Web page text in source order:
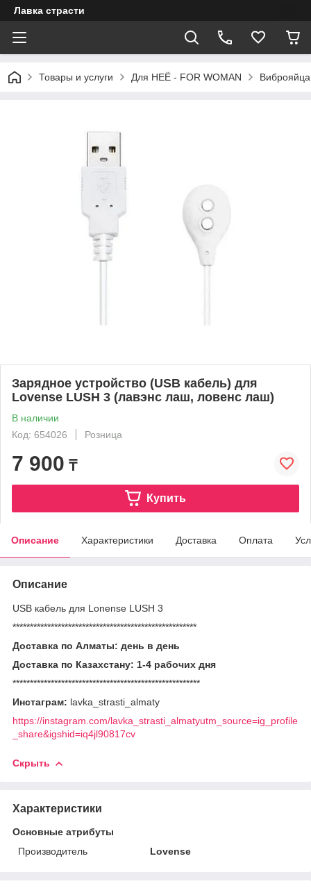
Лавка страсти
Товары и услуги Для НЕЁ - FOR WOMAN Виброяйца
Зарядное устройство (USB кабель) для
Lovense LUSH 3 (лавэнс лаш, ловенс лаш)
В наличии
Код: 654026
Розница
7 900 ₸
Купить
Описание Характеристики Доставка Оплата
Описание
USB кабель для Lonense LUSH 3
*****************************************************
Доставка по Алматы: день в день
Доставка по Казахстану: 1-4 рабочих дня
******************************************************
Инстаграм: lavka_strasti_almaty
https://instagram.com/lavka_strasti_almatyutm_source=ig_profile
_share&igshid=iq4jl90817cv
Скрыть
Характеристики
Основные атрибуты
Производитель
Lovense